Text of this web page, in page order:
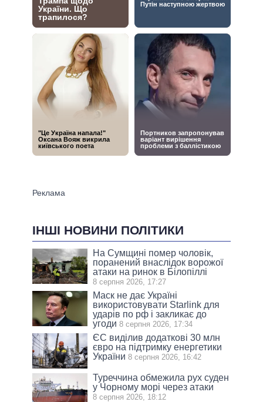
ІНШІ НОВИНИ ПОЛІТИКИ
На Сумщині помер чоловік,
поранений внаслідок ворожої
атаки на ринок в Білопіллі
8 серпня 2026, 17:27
Маск не дає Україні
використовувати Starlink для
ударів по рф і закликає до
угоди 8 серпня 2026, 17:34
ЄС виділив додаткові 30 млн
євро на підтримку енергетики
України 8 серпня 2026, 16:42
Туреччина обмежила рух суден
у Чорному морі через атаки
8 серпня 2026, 18:12